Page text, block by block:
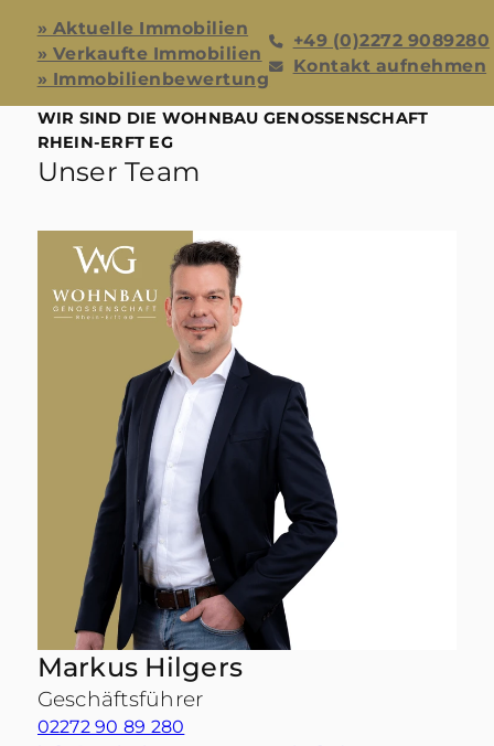
» Aktuelle Immobilien
» Verkaufte Immobilien
» Immobilienbewertung
+49 (0)2272 9089280
Kontakt aufnehmen
WIR SIND DIE WOHNBAU GENOSSENSCHAFT
RHEIN-ERFT EG
Unser Team
Markus Hilgers
Geschäftsführer
02272 90 89 280